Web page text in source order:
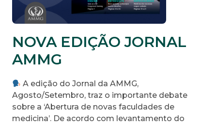
NOVA EDIÇÃO JORNAL
AMMG
A edição do Jornal da AMMG,
Agosto/Setembro, traz o importante debate
sobre a ‘Abertura de novas faculdades de
medicina’. De acordo com levantamento do